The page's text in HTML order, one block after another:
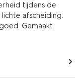
tijdens de
afscheiding.
Gemaakt